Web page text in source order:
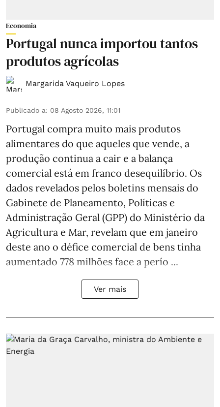
Economia
Portugal nunca importou tantos
produtos agrícolas
Margarida Vaqueiro Lopes
Publicado a: 08 Agosto 2026, 11:01
Portugal compra muito mais produtos
alimentares do que aqueles que vende, a
produção continua a cair e a balança
comercial está em franco desequilíbrio. Os
dados revelados pelos boletins mensais do
Gabinete de Planeamento, Políticas e
Administração Geral (GPP) do Ministério da
Agricultura e Mar, revelam que em janeiro
deste ano o défice comercial de bens tinha
aumentado 778 milhões face a perío ...
Ver mais